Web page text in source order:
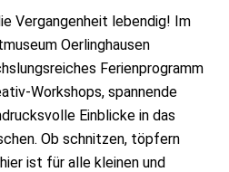
Vergangenheit lebendig! Im
Oerlinghausen
Ferienprogramm
Workshops, spannende
Einblicke in das
Ob schnitzen, töpfern
ist für alle kleinen und